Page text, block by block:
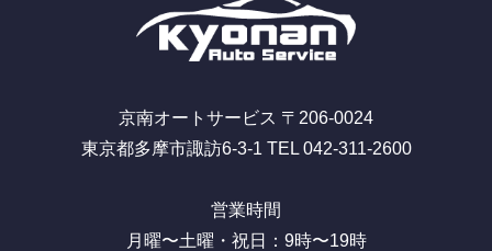
京南オートサービス 〒206-0024
東京都多摩市諏訪6-3-1 TEL 042-311-2600
営業時間
月曜〜土曜・祝日：9時〜19時